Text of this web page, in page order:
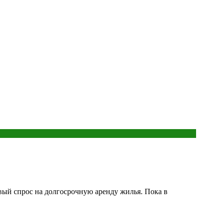
спрос на долгосрочную аренду жилья. Пока в